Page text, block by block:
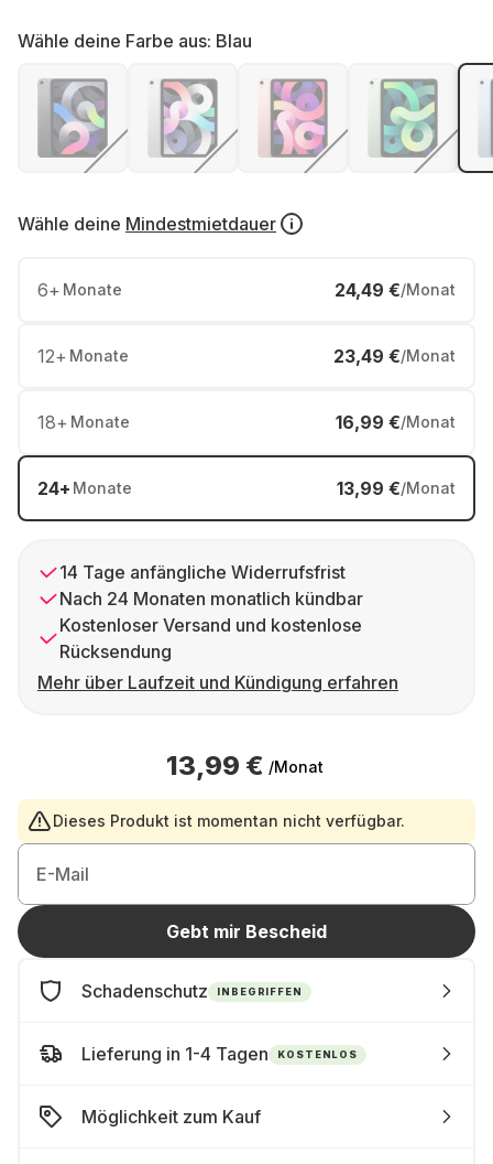
Wähle deine Farbe aus: Blau
Wähle deine Mindestmietdauer
6+ Monate 24,49 €/Monat
12+ Monate 23,49 €/Monat
18+ Monate 16,99 €/Monat
24+ Monate 13,99 €/Monat
14 Tage anfängliche Widerrufsfrist
Nach 24 Monaten monatlich kündbar
Kostenloser Versand und kostenlose
Rücksendung
Mehr über Laufzeit und Kündigung erfahren
13,99 € /Monat
Dieses Produkt ist momentan nicht verfügbar.
E-Mail
Gebt mir Bescheid
Schadenschutz INBEGRIFFEN
Lieferung in 1-4 Tagen KOSTENLOS
Möglichkeit zum Kauf